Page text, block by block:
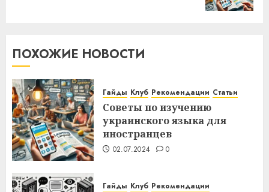
ПОХОЖИЕ НОВОСТИ
Гайды Клуб Рекомендации Статьи
Советы по изучению
украинского языка для
иностранцев
02.07.2024 0
Гайды Клуб Рекомендации